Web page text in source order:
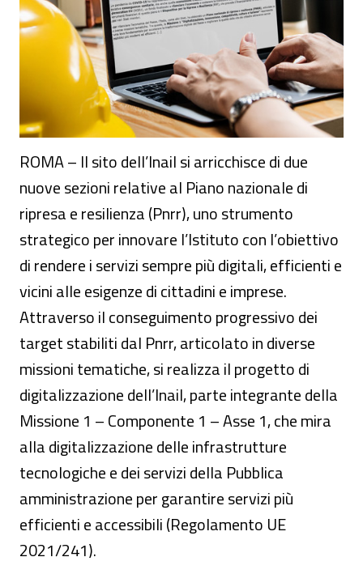
ROMA – Il sito dell’Inail si arricchisce di due
nuove sezioni relative al Piano nazionale di
ripresa e resilienza (Pnrr), uno strumento
strategico per innovare l’Istituto con l’obiettivo
di rendere i servizi sempre più digitali, efficienti e
vicini alle esigenze di cittadini e imprese.
Attraverso il conseguimento progressivo dei
target stabiliti dal Pnrr, articolato in diverse
missioni tematiche, si realizza il progetto di
digitalizzazione dell’Inail, parte integrante della
Missione 1 – Componente 1 – Asse 1, che mira
alla digitalizzazione delle infrastrutture
tecnologiche e dei servizi della Pubblica
amministrazione per garantire servizi più
efficienti e accessibili (Regolamento UE
2021/241).